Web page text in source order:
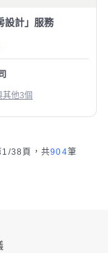
設計」服務
其他3個
1/38頁， 共904筆